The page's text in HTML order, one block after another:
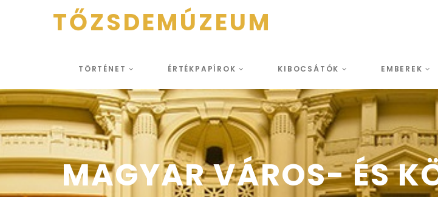
TŐZSDEMÚZEUM
TÖRTÉNET ÉRTÉKPAPÍROK KIBOCSÁTÓK EMBEREK
MAGYAR VÁROS- ÉS